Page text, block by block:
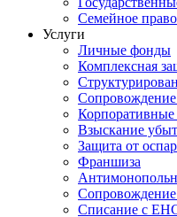
Семейное право
Услуги
Личные фонды
Комплексная
Сопровождение
Взыскание
Защита от
Франшиза
Списание с